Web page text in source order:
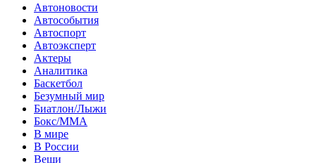
Автоновости
Автособытия
Автоспорт
Автоэксперт
Актеры
Аналитика
Баскетбол
Безумный мир
Биатлон/Лыжи
Бокс/MMA
В мире
В России
Вещи